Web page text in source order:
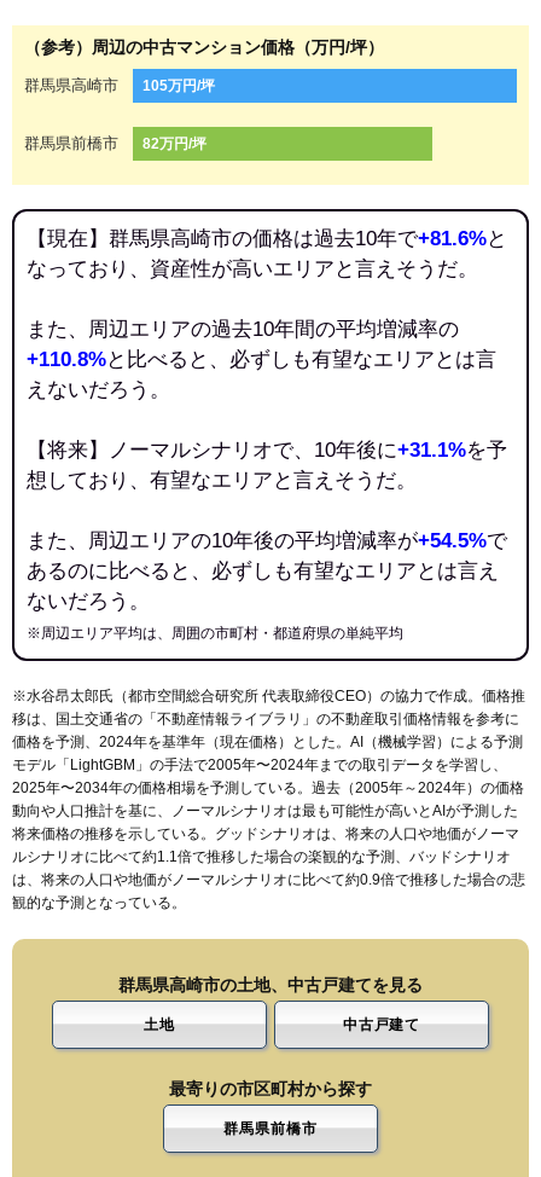
（参考）周辺の中古マンション価格（万円/坪）
群馬県高崎市 105万円/坪
群馬県前橋市 82万円/坪
【現在】群馬県高崎市の価格は過去10年で+81.6%と
なっており、資産性が高いエリアと言えそうだ。
また、周辺エリアの過去10年間の平均増減率の
+110.8%と比べると、必ずしも有望なエリアとは言
えないだろう。
【将来】ノーマルシナリオで、10年後に+31.1%を予
想しており、有望なエリアと言えそうだ。
また、周辺エリアの10年後の平均増減率が+54.5%で
あるのに比べると、必ずしも有望なエリアとは言え
ないだろう。
※周辺エリア平均は、周囲の市町村・都道府県の単純平均
※水谷昂太郎氏（都市空間総合研究所 代表取締役CEO）の協力で作成。価格推
移は、国土交通省の「 不動産情報ライブラリ 」の不動産取引価格情報を参考に
価格を予測、2024年を基準年（現在価格）とした。AI（機械学習）による予測
モデル「LightGBM」の手法で2005年〜2024年までの取引データを学習し、
2025年〜2034年の価格相場を予測している。過去（2005年～2024年）の価格
動向や人口推計を基に、ノーマルシナリオは最も可能性が高いとAIが予測した
将来価格の推移を示している。グッドシナリオは、将来の人口や地価がノーマ
ルシナリオに比べて約1.1倍で推移した場合の楽観的な予測、バッドシナリオ
は、将来の人口や地価がノーマルシナリオに比べて約0.9倍で推移した場合の悲
観的な予測となっている。
群馬県高崎市の土地、中古戸建てを見る
土地 中古戸建て
最寄りの市区町村から探す
群馬県前橋市